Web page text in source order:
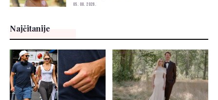
05. 08. 2026.
Najčitanije